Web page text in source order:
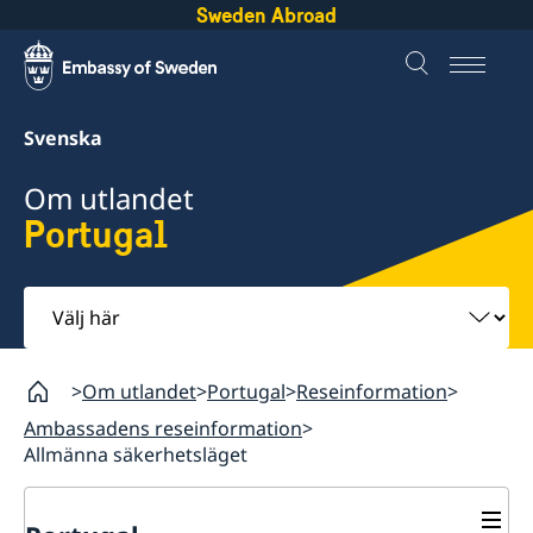
Sweden Abroad
Svenska
Om utlandet
Portugal
Välj
här
Om utlandet Portugal Reseinformation
Ambassadens reseinformation
Allmänna säkerhetsläget